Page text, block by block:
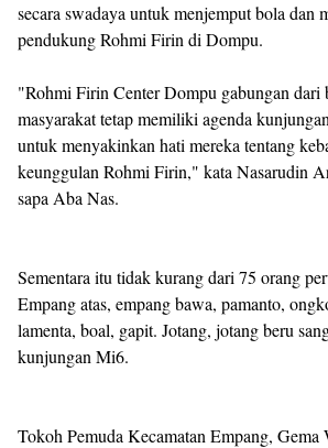
secara swadaya untuk menjemput bola dan
pendukung Rohmi Firin di Dompu.
"Rohmi Firin Center Dompu gabungan dari
masyarakat tetap memiliki agenda
untuk menyakinkan hati mereka tentang
keunggulan Rohmi Firin," kata Nasarudin
sapa Aba Nas.
Sementara itu tidak kurang dari 75 orang
Empang atas, empang bawa, pamanto,
lamenta, boal, gapit. Jotang, jotang beru
kunjungan Mi6.
Tokoh Pemuda Kecamatan Empang, Gema